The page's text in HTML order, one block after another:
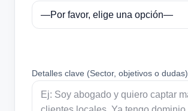
Detalles clave (Sector, objetivos o dudas)